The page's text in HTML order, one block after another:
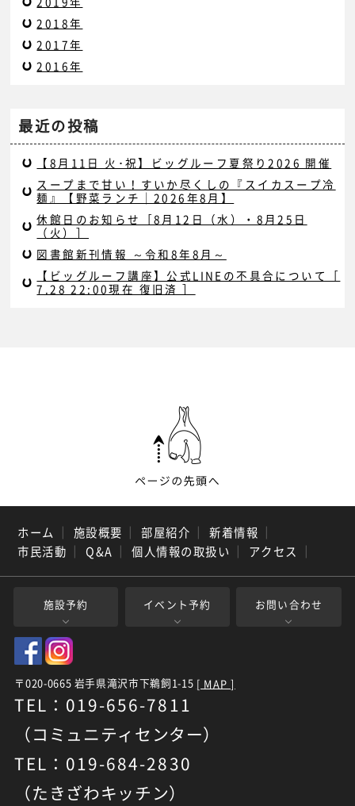
2018年
2017年
2016年
最近の投稿
【8月11日 火･祝】ビッグルーフ夏祭り2026 開催
スープまで甘い！すいか尽くしの『スイカスープ冷
麺』【野菜ランチ｜2026年8月】
休館日のお知らせ［8月12日（水）・8月25日
（火）］
図書館新刊情報 ～令和8年8月～
【ビッグルーフ講座】公式LINEの不具合について［
7.28 22:00現在 復旧済 ］
ホーム ｜ 施設概要 ｜ 部屋紹介 ｜ 新着情報 ｜
市民活動 ｜ Q&A ｜ 個人情報の取扱い ｜ アクセス ｜
施設予約 イベント予約 お問い合わせ
〒020-0665 岩手県滝沢市下鵜飼1-15 [ MAP ]
TEL：019-656-7811
（コミュニティセンター）
TEL：019-684-2830
（たきざわキッチン）